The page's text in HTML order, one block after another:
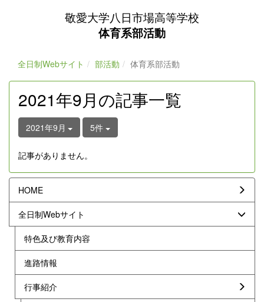
敬愛大学八日市場高等学校
体育系部活動
全日制Webサイト 部活動 体育系部活動
2021年9月の記事一覧
2021年9月 5件
記事がありません。
HOME
全日制Webサイト
特色及び教育内容
進路情報
行事紹介